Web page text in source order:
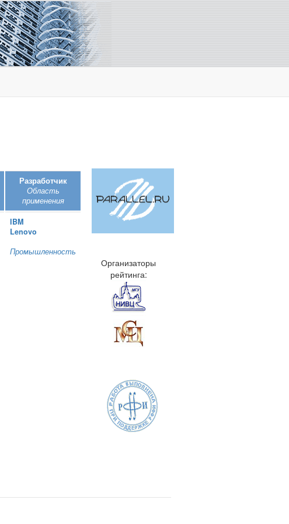
Разработчик
Область
применения
IBM
Lenovo
Промышленность
Организаторы
рейтинга: